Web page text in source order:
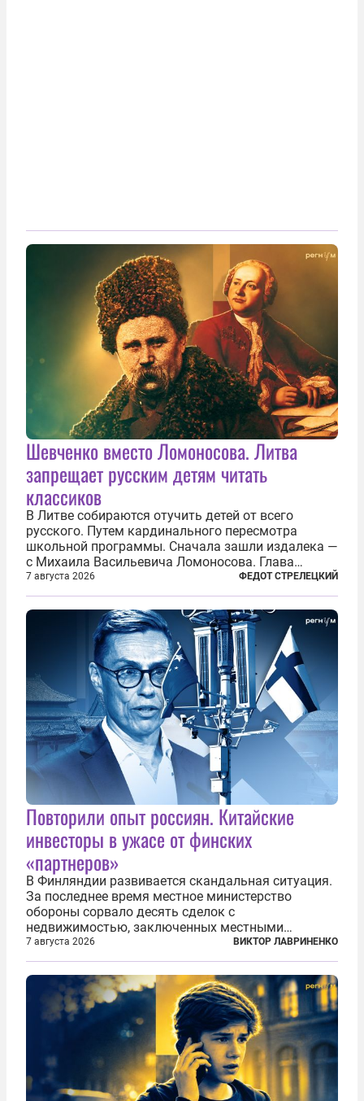
Шевченко вместо Ломоносова. Литва
запрещает русским детям читать
классиков
В Литве собираются отучить детей от всего
русского. Путем кардинального пересмотра
школьной программы. Сначала зашли издалека —
с Михаила Васильевича Ломоносова. Глава
правительства Литвы Миндаугас Синкявичюс
предложил исключить его тексты из программ
общего образования. Мотивировал он это тем,
7 августа 2026 ФЕДОТ СТРЕЛЕЦКИЙ
Повторили опыт россиян. Китайские
инвесторы в ужасе от финских
«партнеров»
В Финляндии развивается скандальная ситуация.
За последнее время местное министерство
обороны сорвало десять сделок с
недвижимостью, заключенных местными
фирмами с китайским капиталом. Чиновники
заявили, что они могли заключаться с целью
создания в Финляндии шпионской сети, чтобы
следить за...
7 августа 2026 ВИКТОР ЛАВРИНЕНКО